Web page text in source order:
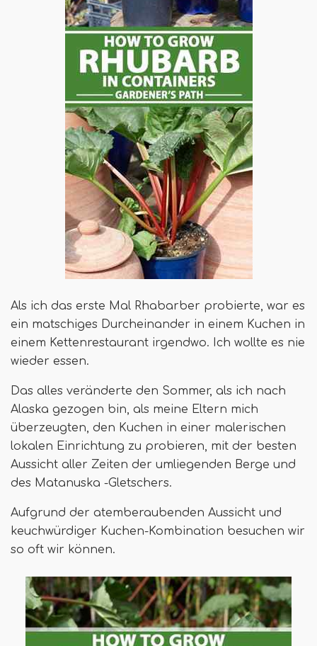
Als ich das erste Mal Rhabarber probierte, war es
ein matschiges Durcheinander in einem Kuchen in
einem Kettenrestaurant irgendwo. Ich wollte es nie
wieder essen.
Das alles veränderte den Sommer, als ich nach
Alaska gezogen bin, als meine Eltern mich
überzeugten, den Kuchen in einer malerischen
lokalen Einrichtung zu probieren, mit der besten
Aussicht aller Zeiten der umliegenden Berge und
des Matanuska -Gletschers.
Aufgrund der atemberaubenden Aussicht und
keuchwürdiger Kuchen-Kombination besuchen wir
so oft wir können.